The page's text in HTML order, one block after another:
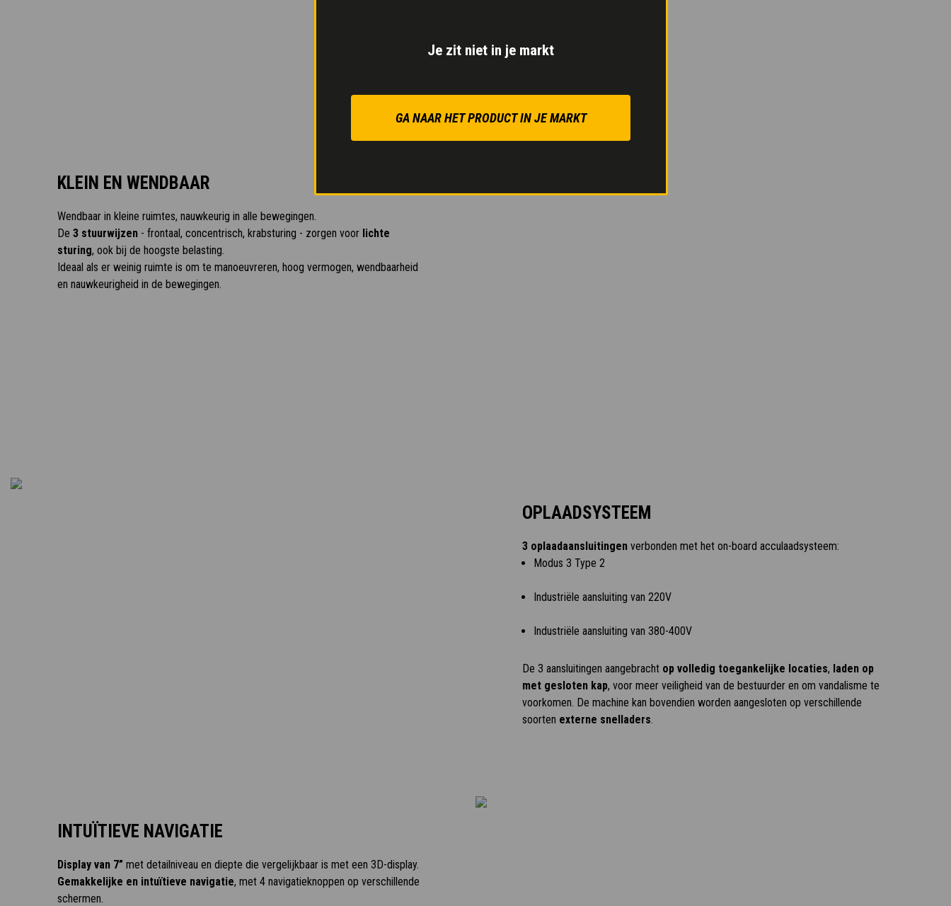
Je zit niet in je markt
GA NAAR HET PRODUCT IN JE MARKT
KLEIN EN WENDBAAR
Wendbaar in kleine ruimtes, nauwkeurig in alle bewegingen.
De 3 stuurwijzen- frontaal, concentrisch, krabsturing - zorgen voor lichte
sturing, ook bij de hoogste belasting.
Ideaal als er weinig ruimte is om te manoeuvreren, hoog vermogen, wendbaarheid
en nauwkeurigheid in de bewegingen.
OPLAADSYSTEEM
3 oplaadaansluitingenverbonden met het on-board acculaadsysteem:
Modus 3 Type 2
Industriële aansluiting van 220V
Industriële aansluiting van 380-400V
De 3 aansluitingen aangebracht op volledig toegankelijke locaties, laden op
met gesloten kap, voor meer veiligheid van de bestuurder en om vandalisme te
voorkomen. De machine kan bovendien worden aangesloten op verschillende
soorten externe snelladers.
INTUÏTIEVE NAVIGATIE
Display van 7” met detailniveau en diepte die vergelijkbaar is met een 3D-display.
Gemakkelijke en intuïtieve navigatie, met 4 navigatieknoppen op verschillende
schermen.